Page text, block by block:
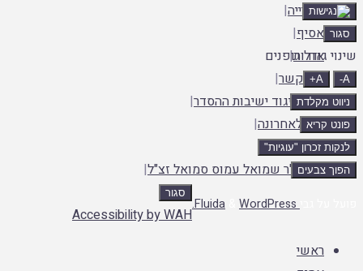
ספרייה|
אסיף|
אודות|
צור קשר|
אתר איגוד ישיבות ההסדר|
עלו לאחרונה|
תנאי שימוש|
הרב ד"ר שמואל עמוס סמואל זצ"ל|
&WordPress.
גודל גופנים
A+
מקלדת
קריא
זכרון "עוגיות"
צבעים
Accessibility by WAH
ראשי